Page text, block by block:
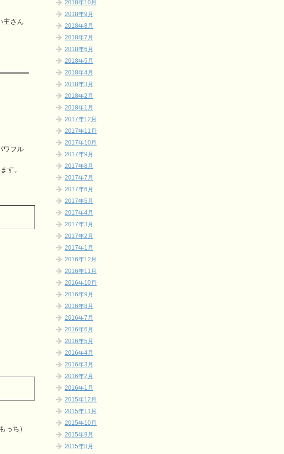
主さん
ワフル
す。
っち）
2018年10月
2018年9月
2018年8月
2018年7月
2018年6月
2018年5月
2018年4月
2018年3月
2018年2月
2018年1月
2017年12月
2017年11月
2017年10月
2017年9月
2017年8月
2017年7月
2017年6月
2017年5月
2017年4月
2017年3月
2017年2月
2017年1月
2016年12月
2016年11月
2016年10月
2016年9月
2016年8月
2016年7月
2016年6月
2016年5月
2016年4月
2016年3月
2016年2月
2016年1月
2015年12月
2015年11月
2015年10月
2015年9月
2015年8月